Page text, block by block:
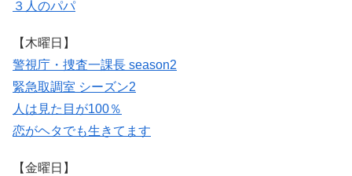
３人のパパ
【木曜日】
警視庁・捜査一課長 season2
緊急取調室 シーズン2
人は見た目が100％
恋がヘタでも生きてます
【金曜日】